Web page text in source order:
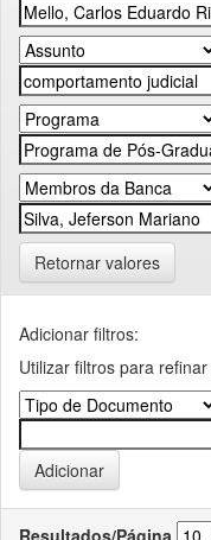
Retornar valores
Adicionar filtros:
Utilizar filtros para
Resultados/Página